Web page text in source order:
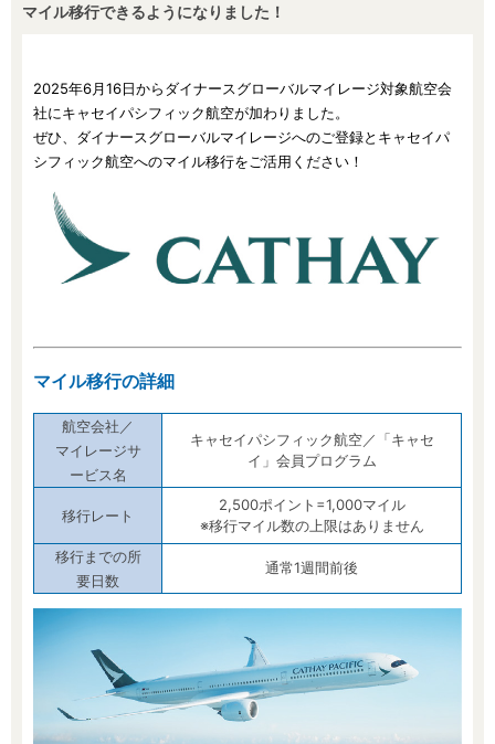
マイル移行できるようになりました！
2025年6月16日からダイナースグローバルマイレージ対象航空会
社にキャセイパシフィック航空が加わりました。
ぜひ、ダイナースグローバルマイレージへのご登録とキャセイパ
シフィック航空へのマイル移行をご活用ください！
マイル移行の詳細
航空会社／
マイレージサ
ービス名
キャセイパシフィック航空／ 「キャセ
イ」会員プログラム
移行レート
2,500ポイント=1,000マイル
※移行マイル数の上限はありません
移行までの所
要日数
通常1週間前後